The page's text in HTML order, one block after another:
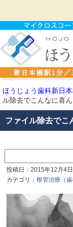
ほうじょう歯科新日
ル除去でこんなに喜
ファイル除去でこ
投稿日：2015年12月4日
カテゴリ：根管治療（歯